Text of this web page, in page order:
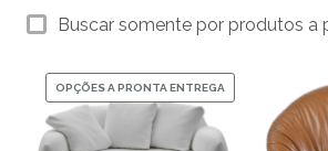
Buscar somente por produtos a
OPÇÕES A PRONTA ENTREGA